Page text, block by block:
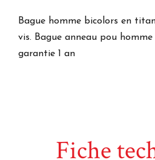
Bague homme bicolors en
vis. Bague anneau pou
garantie 1 an
Fiche